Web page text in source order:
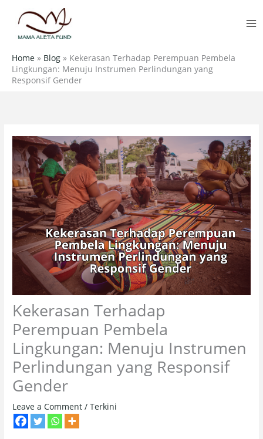
content
Home » Blog » Kekerasan Terhadap Perempuan Pembela
Lingkungan: Menuju Instrumen Perlindungan yang
Responsif Gender
Kekerasan Terhadap
Perempuan Pembela
Lingkungan: Menuju Instrumen
Perlindungan yang Responsif
Gender
Leave a Comment /Terkini